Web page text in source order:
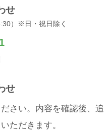
せ
）※日・祝日除く
せ
さい。内容を確認後、追
ただきます。